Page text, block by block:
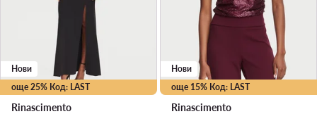
още 25% Код: LAST
Нови
Rinascimento
още 15% Код: LAST
Нови
Rinascimento